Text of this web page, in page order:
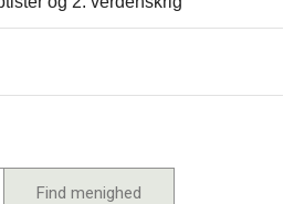
Find menighed